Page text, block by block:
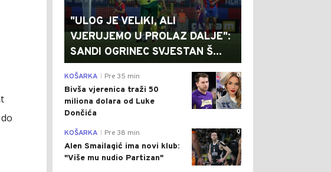
"ULOG JE VELIKI, ALI
VJERUJEMO U PROLAZ DALJE":
SANDI OGRINEC SVJESTAN Š...
0
KOŠARKA Pre 35 min
Bivša vjerenica traži 50
miliona dolara od Luke
Dončića
0
KOŠARKA Pre 38 min
Alen Smailagić ima novi klub:
"Više mu nudio Partizan"